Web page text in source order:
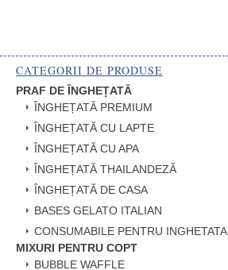
CATEGORII DE PRODUSE
PRAF DE ÎNGHEȚATĂ
ÎNGHEȚATĂ PREMIUM
ÎNGHEȚATĂ CU LAPTE
ÎNGHEȚATĂ CU APA
ÎNGHEȚATĂ THAILANDEZĂ
ÎNGHEȚATĂ DE CASA
BASES GELATO ITALIAN
CONSUMABILE PENTRU INGHETATA
MIXURI PENTRU COPT
BUBBLE WAFFLE